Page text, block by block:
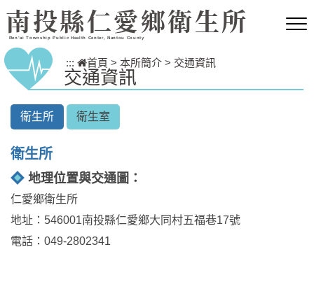
跳到主要內容區塊
南投縣仁愛鄉衛生所
Ren’ai Township Public Health Center, Nantou County
::: 首頁 > 本所簡介 > 交通資訊
交通資訊
衛生所 衛生室
衛生所
地理位置與交通圖：
仁愛鄉衛生所
地址：546001南投縣仁愛鄉大同村五福巷17號
電話：049-2802341